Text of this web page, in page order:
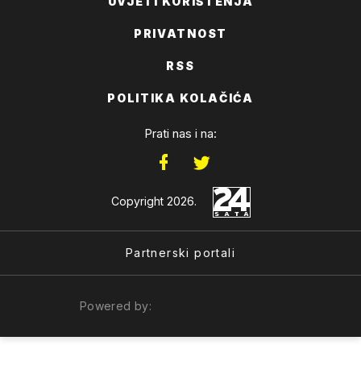
PRIVATNOST
RSS
POLITIKA KOLAČIĆA
Prati nas i na:
Copyright 2026.
Partnerski portali
Powered by: